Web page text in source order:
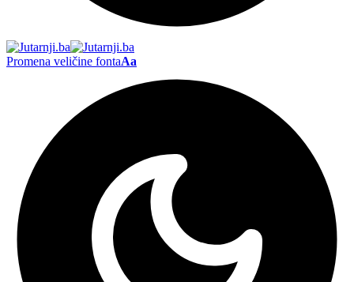
Promena veličine fontaAa